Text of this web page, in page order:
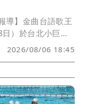
導】金曲台語歌王
）於台北小巨蛋
會，開唱倒數2天
時也緊盯颱風動
散！」希望8月8日
能平安進場，共度
2026/08/06 18:45